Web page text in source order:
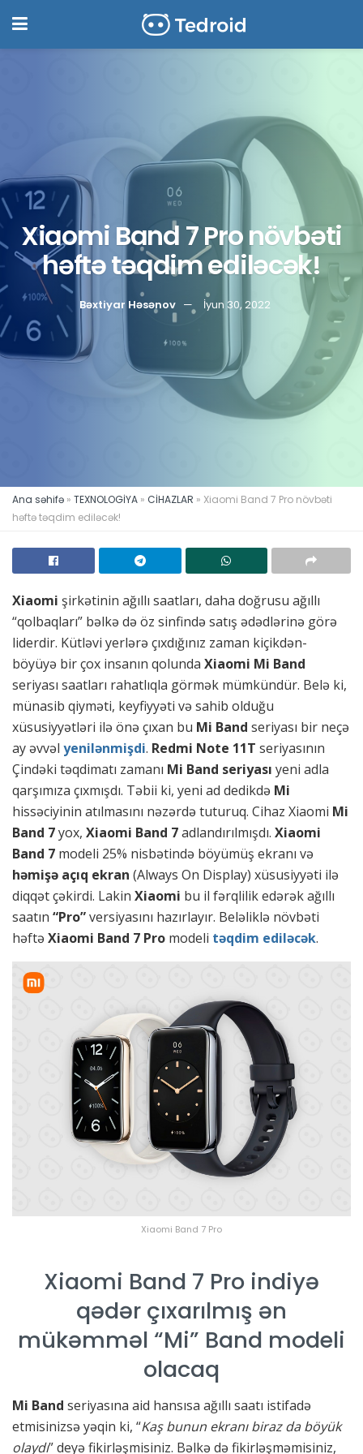
Xiaomi Band 7 Pro növbəti
həftə təqdim ediləcək!
Bəxtiyar Həsənov İyun 30, 2022
Ana səhifə » TEXNOLOGİYA » CİHAZLAR » Xiaomi Band 7 Pro növbəti
həftə təqdim ediləcək!
Xiaomi şirkətinin ağıllı saatları, daha doğrusu ağıllı
“qolbaqları” bəlkə də öz sinfində satış ədədlərinə görə
liderdir. Kütləvi yerlərə çıxdığınız zaman kiçikdən-
böyüyə bir çox insanın qolunda Xiaomi Mi Band
seriyası saatları rahatlıqla görmək mümkündür. Belə ki,
münasib qiyməti, keyfiyyəti və sahib olduğu
xüsusiyyətləri ilə önə çıxan bu Mi Band seriyası bir neçə
ay əvvəl yenilənmişdi. Redmi Note 11T seriyasının
Çindəki təqdimatı zamanı Mi Band seriyası yeni adla
qarşımıza çıxmışdı. Təbii ki, yeni ad dedikdə Mi
hissəciyinin atılmasını nəzərdə tuturuq. Cihaz Xiaomi Mi
Band 7yox, Xiaomi Band 7adlandırılmışdı. Xiaomi
Band 7 modeli 25% nisbətində böyümüş ekranı və
həmişə açıq ekran (Always On Display) xüsusiyyəti ilə
diqqət çəkirdi. Lakin Xiaomi bu il fərqlilik edərək ağıllı
saatın “Pro”versiyasını hazırlayır. Beləliklə növbəti
həftə Xiaomi Band 7 Pro modeli təqdim ediləcək.
Xiaomi Band 7 Pro
Xiaomi Band 7 Pro indiyə
qədər çıxarılmış ən
mükəmməl “Mi” Band modeli
olacaq
Mi Band seriyasına aid hansısa ağıllı saatı istifadə
etmisinizsə yəqin ki, “Kaş bunun ekranı biraz da böyük
olaydı” deyə fikirləşmisiniz. Bəlkə də fikirləşməmisiniz,